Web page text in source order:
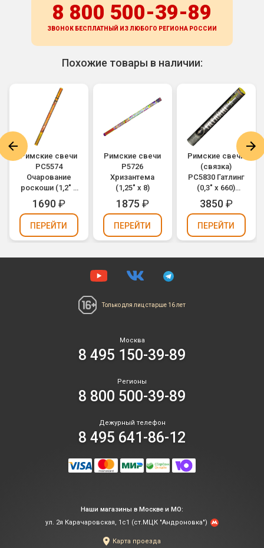
8 800 500-39-89
ЗВОНОК БЕСПЛАТНЫЙ ИЗ ЛЮБОГО РЕГИОНА РОССИИ
Похожие товары в наличии:
Римские свечи
РС5574
Очарование
роскоши (1,2" х
8)
1690₽
ПЕРЕЙТИ
Римские свечи
Р5726
Хризантема
(1,25" х 8)
1875 ₽
ПЕРЕЙТИ
Римские свечи
(связка)
РС5830 Гатлинг
(0,3" х 660)
(можно
держать в
руках)
3850₽
ПЕРЕЙТИ
Только для лицстарше 16 лет
Москва
8 495 150-39-89
Регионы
8 800 500-39-89
Дежурный телефон
8 495 641-86-12
Наши магазины в Москве и МО:
ул. 2я Карачаровская, 1с1 (ст.МЦК "Андроновка")
Карта проезда